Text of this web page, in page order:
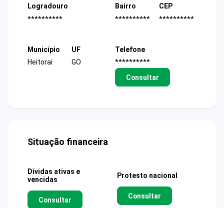
Logradouro
**********
Bairro
**********
CEP
**********
Município
Heitorai
UF
GO
Telefone
**********
Consultar
Situação financeira
Dívidas ativas e
vencidas
Consultar
Protesto nacional
Consultar